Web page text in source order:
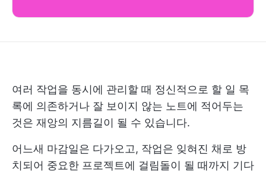
여러 작업을 동시에 관리할 때 정신적으로 할 일 목
록에 의존하거나 잘 보이지 않는 노트에 적어두는
것은 재앙의 지름길이 될 수 있습니다.
어느새 마감일은 다가오고, 작업은 잊혀진 채로 방
치되어 중요한 프로젝트에 걸림돌이 될 때까지 기다